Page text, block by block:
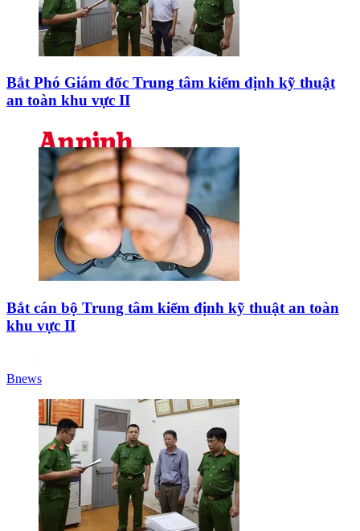
Bắt Phó Giám đốc Trung tâm kiểm định kỹ thuật
an toàn khu vực II
Bắt cán bộ Trung tâm kiểm định kỹ thuật an toàn
khu vực II
Bnews